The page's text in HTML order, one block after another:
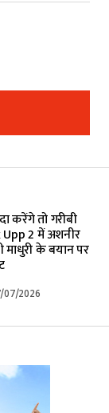
करेंगे तो गरीबी
2 में अशनीर
माधुरी के बयान पर
07/2026